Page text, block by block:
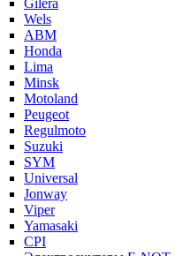
Gilera
Wels
ABM
Honda
Lima
Minsk
Motoland
Peugeot
Regulmoto
Suzuki
SYM
Universal
Jonway
Viper
Yamasaki
CPI